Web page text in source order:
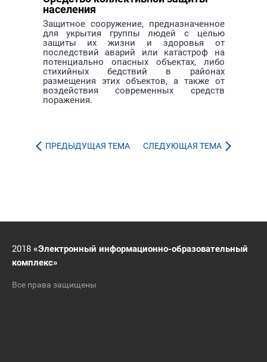
населения
Защитное сооружение, предназначенное
для укрытия группы людей с целью
защиты их жизни и здоровья от
последствий аварий или катастроф на
потенциально опасных объектах, либо
стихийных бедствий в районах
размещения этих объектов, а также от
воздействия современных средств
поражения.
ПРЕДЫДУЩАЯ ТЕМА СЛЕДУЮЩАЯ ТЕМА
2018 «Электронный информационно-образовательный
комплекс»
Все права защищены